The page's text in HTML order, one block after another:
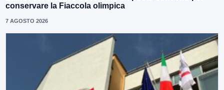
conservare la Fiaccola olimpica
7 AGOSTO 2026